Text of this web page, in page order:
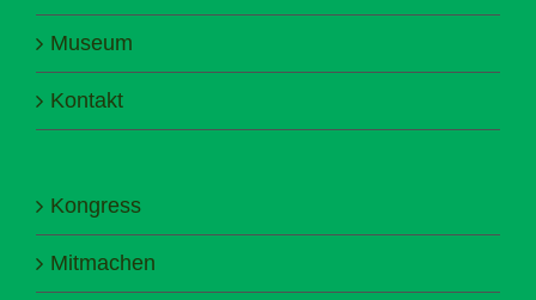
Museum
Kontakt
Kongress
Mitmachen